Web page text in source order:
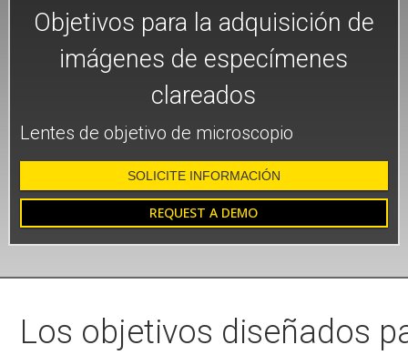
Objetivos para la adquisición de
imágenes de especímenes
clareados
Lentes de objetivo de microscopio
SOLICITE INFORMACIÓN
REQUEST A DEMO
Los objetivos diseñados